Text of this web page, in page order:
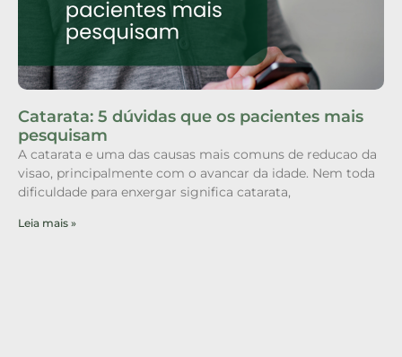
Catarata: 5 dúvidas que os pacientes mais
pesquisam
A catarata e uma das causas mais comuns de reducao da
visao, principalmente com o avancar da idade. Nem toda
dificuldade para enxergar significa catarata,
Leia mais »